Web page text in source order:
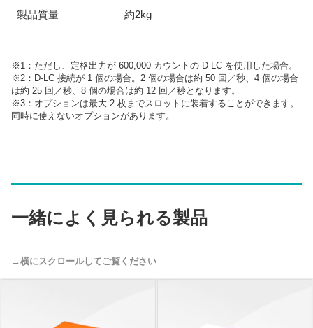
製品質量 約2kg
※1：ただし、定格出力が 600,000 カウントの D-LC を使用した場合。
※2：D-LC 接続が 1 個の場合。2 個の場合は約 50 回／秒、4 個の場合
は約 25 回／秒、8 個の場合は約 12 回／秒となります。
※3：オプションは最大 2 枚までスロットに装着することができます。
同時に使えないオプションがあります。
一緒によく見られる製品